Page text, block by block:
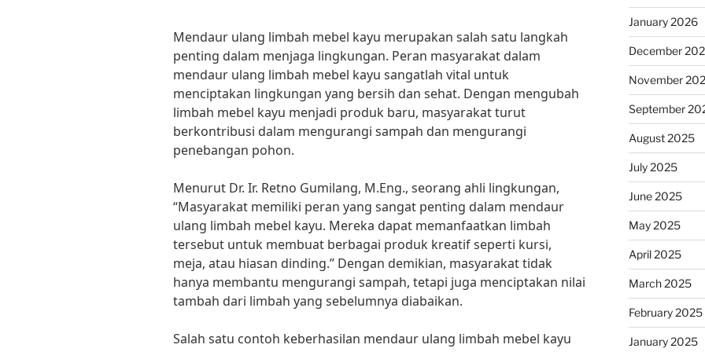
Mendaur ulang limbah mebel kayu merupakan salah satu langkah
penting dalam menjaga lingkungan. Peran masyarakat dalam
mendaur ulang limbah mebel kayu sangatlah vital untuk
menciptakan lingkungan yang bersih dan sehat. Dengan mengubah
limbah mebel kayu menjadi produk baru, masyarakat turut
berkontribusi dalam mengurangi sampah dan mengurangi
penebangan pohon.
Menurut Dr. Ir. Retno Gumilang, M.Eng., seorang ahli lingkungan,
“Masyarakat memiliki peran yang sangat penting dalam mendaur
ulang limbah mebel kayu. Mereka dapat memanfaatkan limbah
tersebut untuk membuat berbagai produk kreatif seperti kursi,
meja, atau hiasan dinding.” Dengan demikian, masyarakat tidak
hanya membantu mengurangi sampah, tetapi juga menciptakan nilai
tambah dari limbah yang sebelumnya diabaikan.
Salah satu contoh keberhasilan mendaur ulang limbah mebel kayu
January 2026
December
November
September
August 2025
July 2025
June 2025
May 2025
April 2025
March 2025
February 2025
January 2025